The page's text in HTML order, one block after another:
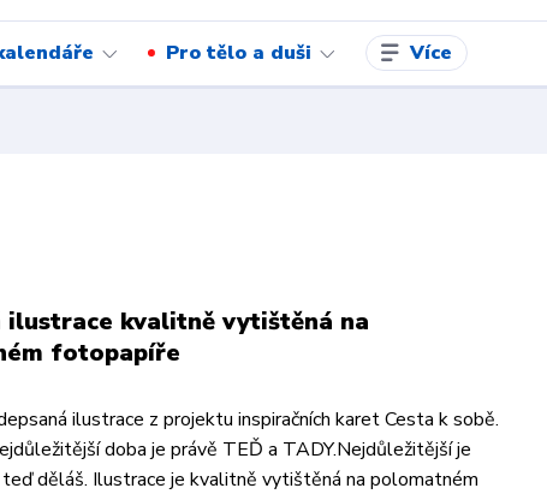
Pro tělo a duši Více
ilustrace kvalitně vytištěná na
fotopapíře
ilustrace z projektu inspiračních karet Cesta k sobě.
doba je právě TEĎ a TADY.Nejdůležitější je
teď děláš. Ilustrace je kvalitně vytištěná na polomatném